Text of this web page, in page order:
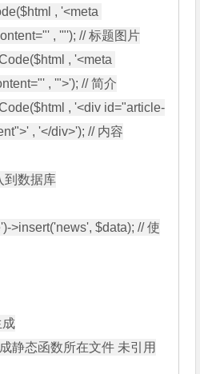
, '<meta
, '"'); // 标题图片
, '<meta
, '">'); // 简介
, '<div id="article-
, '</div>'); // 内容
到数据库
>insert('news', $data); // 使